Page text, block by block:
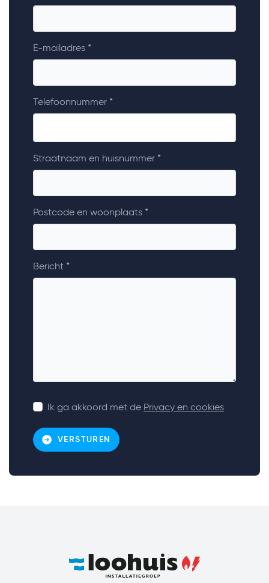
E-mailadres *
Telefoonnummer *
Straatnaam en huisnummer *
Postcode en woonplaats *
Bericht *
Ik ga akkoord met de Privacy en cookies
VERSTUREN